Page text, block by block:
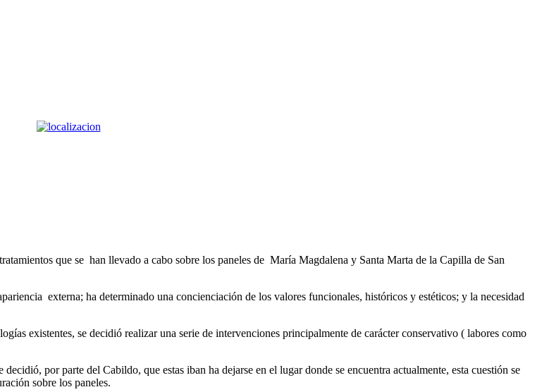
que se han llevado a cabo sobre los paneles de María Magdalena y Santa Marta de la Capilla de San
externa; ha determinado una concienciación de los valores funcionales, históricos y estéticos; y la necesidad
existentes, se decidió realizar una serie de intervenciones principalmente de carácter conservativo ( labores como
por parte del Cabildo, que estas iban ha dejarse en el lugar donde se encuentra actualmente, esta cuestión se
sobre los paneles.